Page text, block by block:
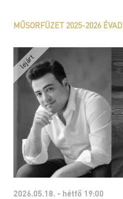
MŰSORFÜZET 2025-2026 ÉVAD
2026.05.18. - hétfő 19:00